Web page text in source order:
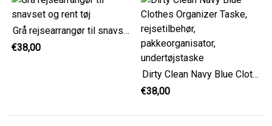
Grå rejsearrangør til snavset og rent tøj
€38,00
Dirty Clean Navy Blue Clothes Organizer Taske, rejsetilbehør, pakkeorganisator, undertøjstaske
€38,00